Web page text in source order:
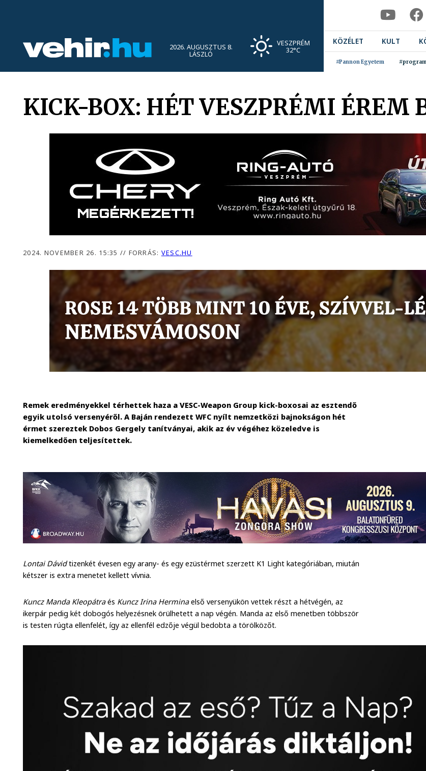
2026. AUGUSZTUS 8.
LÁSZLÓ
VESZPRÉM
32°C
KÖZÉLET KULT
#Pannon Egyetem
KICK-BOX: HÉT VESZPRÉMI ÉREM
2024. NOVEMBER 26. 15:35 // FORRÁS: VESC.HU
Remek eredményekkel térhettek haza a VESC-Weapon Group kick-boxosai az esztendő
egyik utolsó versenyéről. A Baján rendezett WFC nyílt nemzetközi bajnokságon hét
érmet szereztek Dobos Gergely tanítványai, akik az év végéhez közeledve is
kiemelkedően teljesítettek.
Lontai Dávidtizenkét évesen egy arany- és egy ezüstérmet szerzett K1 Light kategóriában, miután
kétszer is extra menetet kellett vívnia.
Kuncz Manda Kleopátraés Kuncz Irina Herminaelső versenyükön vettek részt a hétvégén, az
ikerpár pedig két dobogós helyezésnek örülhetett a nap végén. Manda az első menetben többször
is testen rúgta ellenfelét, így az ellenfél edzője végül bedobta a törölközőt.